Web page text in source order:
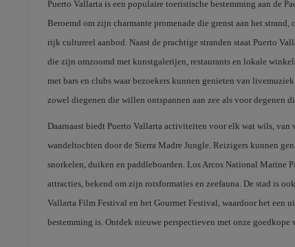
Puerto Vallarta is een populaire toeristische bestemming aan de
Beroemd om zijn charmante promenade die grenst aan het strand,
rijk cultureel aanbod. Naast de prachtige stranden staat Puerto
die zijn omzoomd met kunstgalerijen, restaurants en lokale
met bars en clubs waar bezoekers kunnen genieten van
zowel diegenen die willen ontspannen aan zee als voor degenen
Daarnaast biedt Puerto Vallarta activiteiten voor elk wat wils, van
wandeltochten door de Sierra Madre Jungle. Reizigers kunnen
snorkelen, duiken en paddleboarden. Los Arcos National Marine
attracties, bekend om zijn rotsformaties en zeefauna. De stad is
Vallarta Film Festival en het Gourmet Festival, waardoor het een
bestemming is. Ontdek nieuwe perspectieven met onze goedkope